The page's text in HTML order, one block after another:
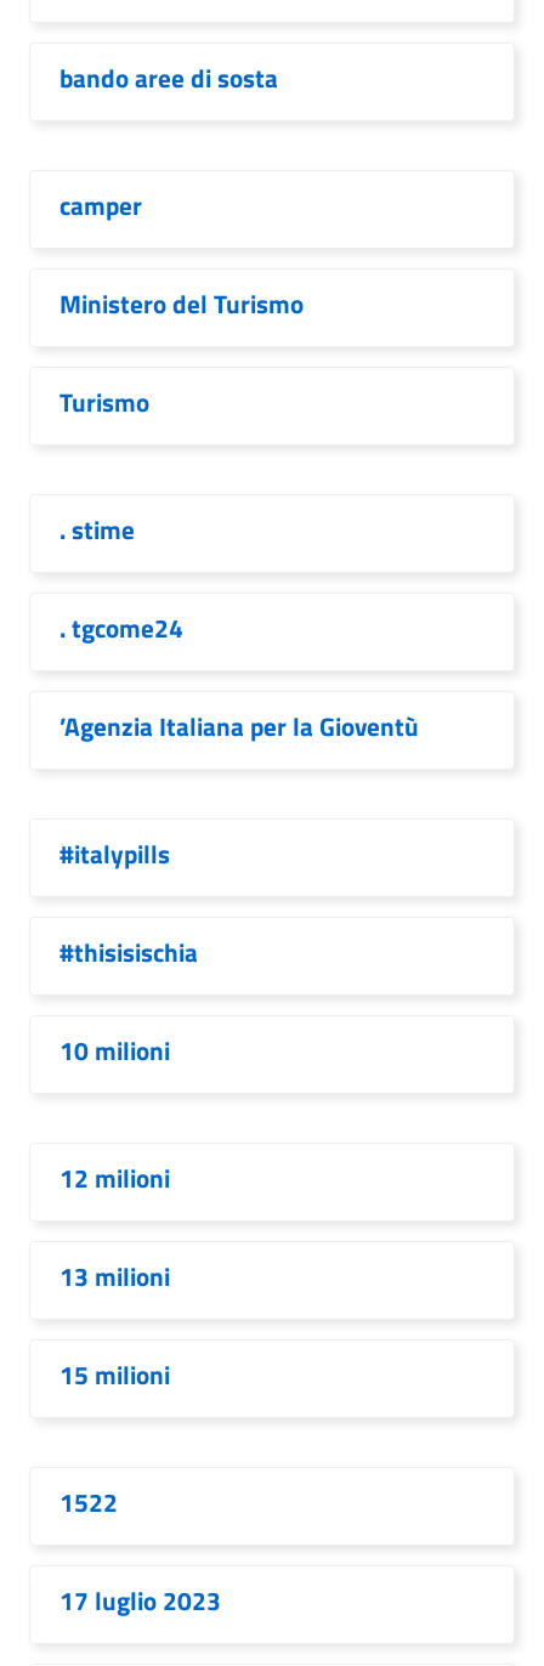
bando aree di sosta
camper
Ministero del Turismo
Turismo
. stime
. tgcome24
’Agenzia Italiana per la Gioventù
#italypills
#thisisischia
10 milioni
12 milioni
13 milioni
15 milioni
1522
17 luglio 2023